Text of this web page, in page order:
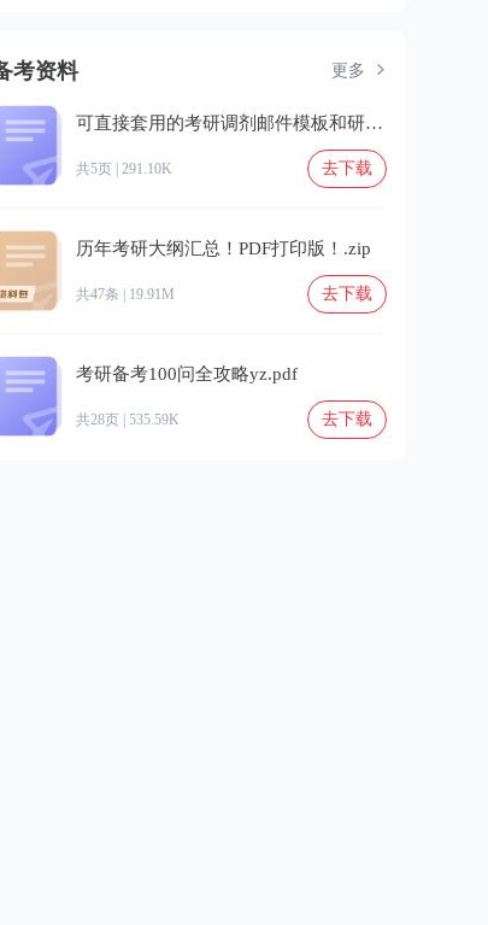
考资料 更多
可直接套用的考研调剂邮件模板和研招办沟通话术.pdf
共5页 | 291.10K 去下载
历年考研大纲汇总！PDF打印版！.zip
共47条 | 19.91M 去下载
考研备考100问全攻略yz.pdf
共28页 | 535.59K 去下载